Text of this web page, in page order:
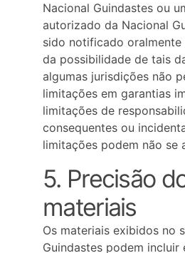
Nacional Guindastes ou
autorizado da Nacional
sido notificado
da possibilidade de tais
algumas jurisdições não
limitações em garantias
limitações de
consequentes ou
limitações podem não se
5. Precisão
materiais
Os materiais exibidos no
Guindastes podem incluir